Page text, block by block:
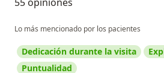
Lo más mencionado por los pacientes
Dedicación durante la visita
Puntualidad